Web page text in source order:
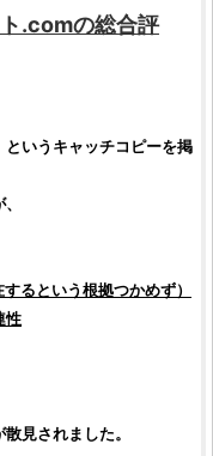
.comの総合評
いうキャッチコピーを掲
るという根拠つかめず）
性
散見されました。